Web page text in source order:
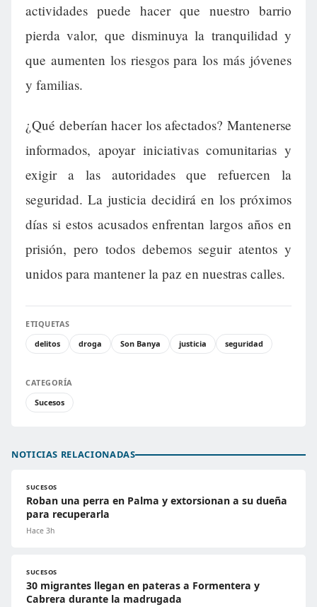
actividades puede hacer que nuestro barrio
pierda valor, que disminuya la tranquilidad y
que aumenten los riesgos para los más jóvenes
y familias.
¿Qué deberían hacer los afectados? Mantenerse
informados, apoyar iniciativas comunitarias y
exigir a las autoridades que refuercen la
seguridad. La justicia decidirá en los próximos
días si estos acusados enfrentan largos años en
prisión, pero todos debemos seguir atentos y
unidos para mantener la paz en nuestras calles.
ETIQUETAS
delitos
droga Son Banya justicia seguridad
CATEGORÍA
Sucesos
NOTICIAS RELACIONADAS
SUCESOS
Roban una perra en Palma y extorsionan a su dueña
para recuperarla
Hace 3h
SUCESOS
30 migrantes llegan en pateras a Formentera y
Cabrera durante la madrugada